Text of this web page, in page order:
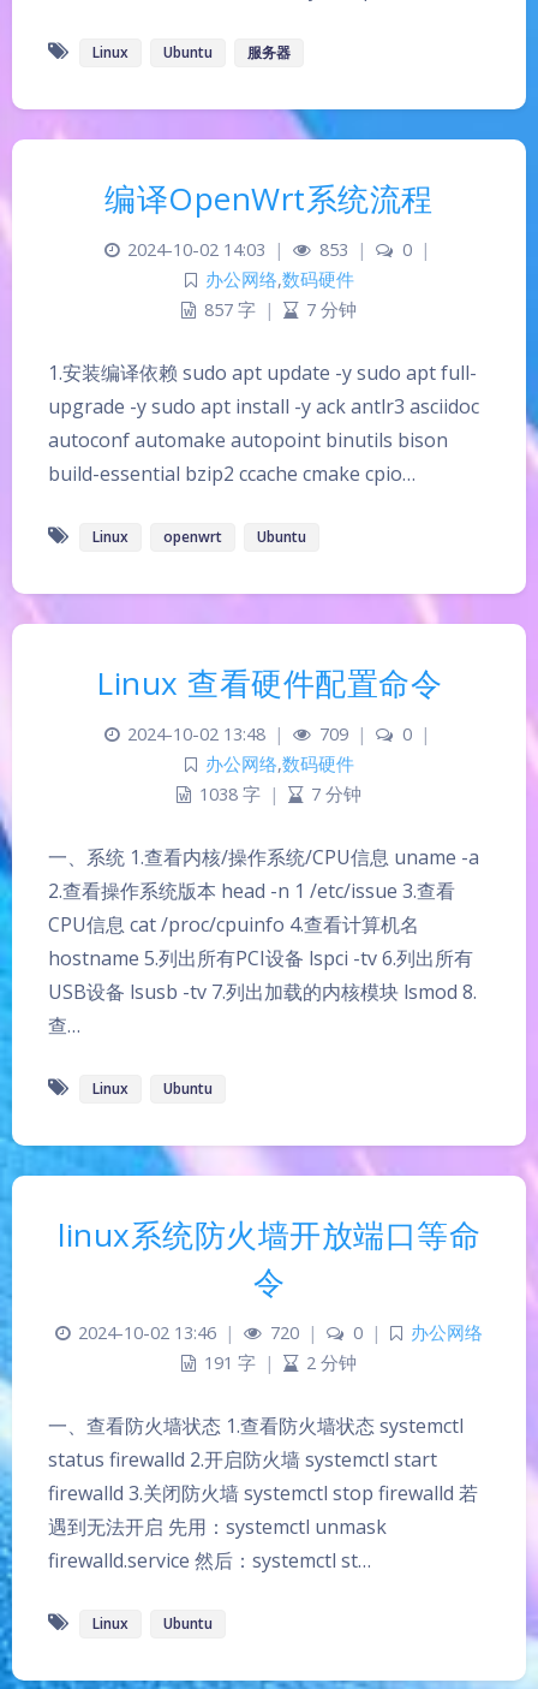
Linux Ubuntu 服务器
编译OpenWrt系统流程
2024-10-02 14:03 | 853 | 0
|
办公网络,数码硬件
857 字 | 7 分钟
1.安装编译依赖 sudo apt update -y sudo apt full-
upgrade -y sudo apt install -y ack antlr3 asciidoc
autoconf automake autopoint binutils bison
build-essential bzip2 ccache cmake cpio…
Linux openwrt Ubuntu
Linux 查看硬件配置命令
2024-10-02 13:48 | 709 | 0
|
办公网络,数码硬件
1038 字 | 7 分钟
一、系统 1.查看内核/操作系统/CPU信息 uname -a
2.查看操作系统版本 head -n 1 /etc/issue 3.查看
CPU信息 cat /proc/cpuinfo 4.查看计算机名
hostname 5.列出所有PCI设备 lspci -tv 6.列出所有
USB设备 lsusb -tv 7.列出加载的内核模块 lsmod 8.
查…
Linux Ubuntu
linux系统防火墙开放端口等命
令
2024-10-02 13:46 | 720 | 0 |
办公网络
191 字 | 2 分钟
一、查看防火墙状态 1.查看防火墙状态 systemctl
status firewalld 2.开启防火墙 systemctl start
firewalld 3.关闭防火墙 systemctl stop firewalld 若
遇到无法开启 先用：systemctl unmask
firewalld.service 然后：systemctl st…
Linux Ubuntu